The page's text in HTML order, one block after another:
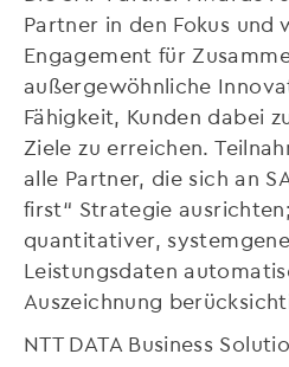
Partner in den Fokus und
Engagement für
außergewöhnliche
Fähigkeit, Kunden dabei
Ziele zu erreichen.
alle Partner, die sich an
first“ Strategie
quantitativer,
Leistungsdaten
Auszeichnung
NTT DATA Business